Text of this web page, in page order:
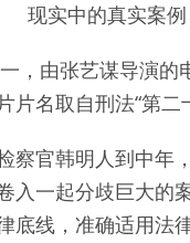
现实中的真实案例
，由张艺谋导演的
片名取自刑法“第二
察官韩明人到中年
入一起分歧巨大的
底线，准确适用法